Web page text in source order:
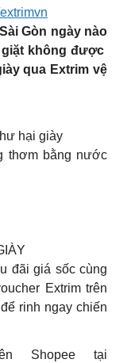
Gòn ngày nào
không được
qua Extrim vệ
hại giày
thơm bằng nước
đãi giá sốc cùng
Extrim trên
rinh ngay chiến
Shopee tại